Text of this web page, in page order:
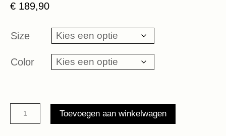
€ 189,90
Size
Color
Wide
crinkle
Toevoegen aan winkelwagen